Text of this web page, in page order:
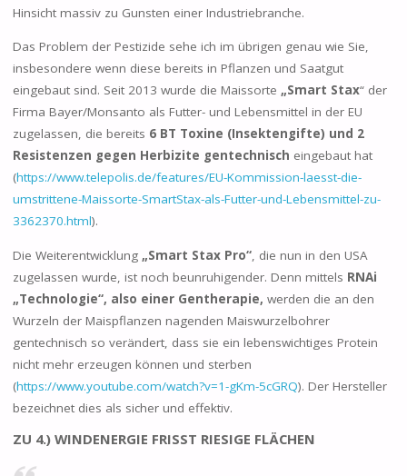
Hinsicht massiv zu Gunsten einer Industriebranche.
Das Problem der Pestizide sehe ich im übrigen genau wie Sie,
insbesondere wenn diese bereits in Pflanzen und Saatgut
eingebaut sind. Seit 2013 wurde die Maissorte „Smart Stax“ der
Firma Bayer/Monsanto als Futter- und Lebensmittel in der EU
zugelassen, die bereits 6 BT Toxine (Insektengifte) und 2
Resistenzen gegen Herbizite gentechnisch eingebaut hat
(https://www.telepolis.de/features/EU-Kommission-laesst-die-
umstrittene-Maissorte-SmartStax-als-Futter-und-Lebensmittel-zu-
3362370.html).
Die Weiterentwicklung „Smart Stax Pro“, die nun in den USA
zugelassen wurde, ist noch beunruhigender. Denn mittels RNAi
„Technologie“, also einer Gentherapie, werden die an den
Wurzeln der Maispflanzen nagenden Maiswurzelbohrer
gentechnisch so verändert, dass sie ein lebenswichtiges Protein
nicht mehr erzeugen können und sterben
(https://www.youtube.com/watch?v=1-gKm-5cGRQ). Der Hersteller
bezeichnet dies als sicher und effektiv.
ZU 4.) WINDENERGIE FRISST RIESIGE FLÄCHEN